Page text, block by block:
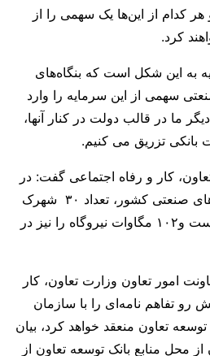
کدام از این‌ها یک سهمی را از
کرد.
به این شکل است که بنگاه‌های
سهمی از این سرمایه را وارد
ما در قالب دولت در کنار آنها،
بانکی تزریق می کنیم.
کار و رفاه اجتماعی گفت: در
حال حاضر شرکت شهرک‌های صنعتی کشور، تعداد ۳۰ شهرک‌
صنعتی را شناسایی کرده است و۱۰۲ مگاوات نیروگاه را نیز در
امور تعاون وزارت تعاون، کار
رو تفاهم نامه‌ای را با سازمان
توسعه تعاون منعقد خواهد کرد، بیان
از محل منابع بانک توسعه تعاون از